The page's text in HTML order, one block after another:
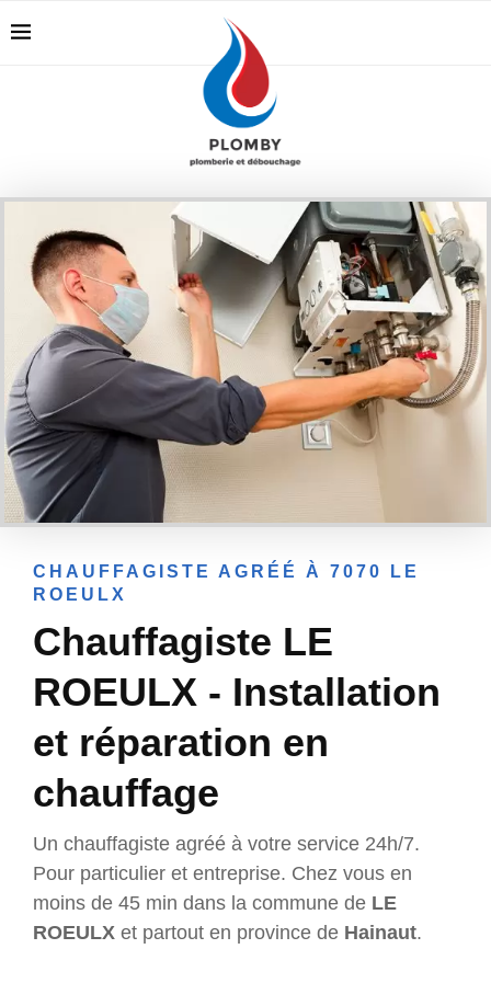
CHAUFFAGISTE AGRÉÉ À 7070 LE
ROEULX
Chauffagiste LE
ROEULX - Installation
et réparation en
chauffage
Un chauffagiste agréé à votre service 24h/7.
Pour particulier et entreprise. Chez vous en
moins de 45 min dans la commune de LE
ROEULX et partout en province de Hainaut.